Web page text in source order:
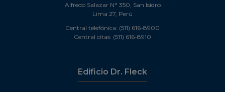
Alfredo Salazar N° 350, San Isidro
Lima 27, Perú
Central telefónica: (511) 616-8900
Central citas: (511) 616-8910
Edificio Dr. Fleck